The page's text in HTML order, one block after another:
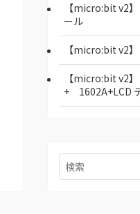
【micro:bit v2
ール
【micro:bit v2
【micro:bit v2
+ 1602A+LCD